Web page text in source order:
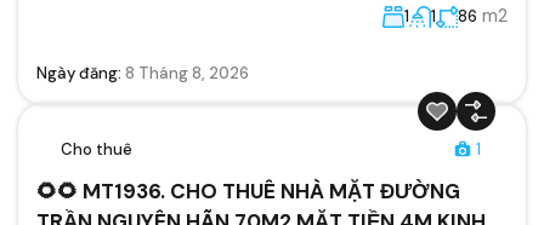
1 1 86 m2
Ngày đăng: 8 Tháng 8, 2026
Cho thuê 1
🌻🌻 MT1936. CHO THUÊ NHÀ MẶT ĐƯỜNG